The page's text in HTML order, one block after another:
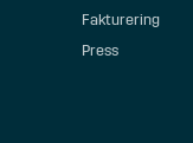
Fakturering
Press